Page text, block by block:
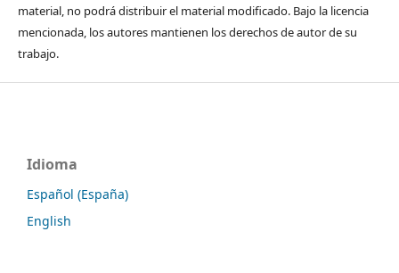
material, no podrá distribuir el material modificado. Bajo la licencia
mencionada, los autores mantienen los derechos de autor de su
trabajo.
Idioma
Español (España)
English